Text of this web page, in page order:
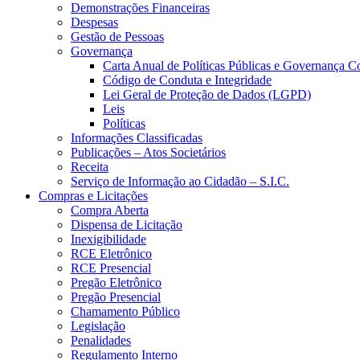
Demonstrações Financeiras
Despesas
Gestão de Pessoas
Governança
Carta Anual de Políticas Públicas e Governança
Código de Conduta e Integridade
Lei Geral de Proteção de Dados (LGPD)
Leis
Políticas
Informações Classificadas
Publicações – Atos Societários
Receita
Serviço de Informação ao Cidadão – S.I.C.
Compras e Licitações
Compra Aberta
Dispensa de Licitação
Inexigibilidade
RCE Eletrônico
RCE Presencial
Pregão Eletrônico
Pregão Presencial
Chamamento Público
Legislação
Penalidades
Regulamento Interno